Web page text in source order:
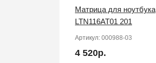
Матрица для ноутбука
LTN116AT01 201
Артикул: 000988-03
4 520р.